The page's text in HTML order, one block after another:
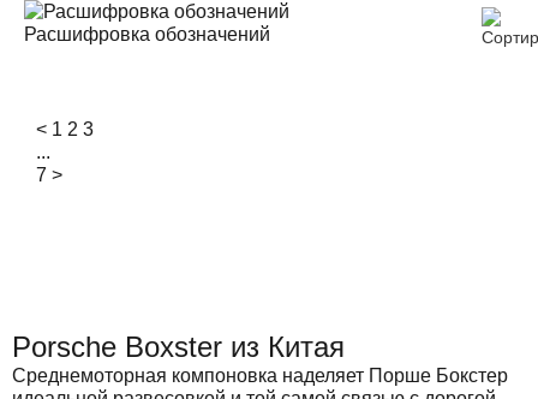
Расшифровка обозначений
< 1 2 3
...
7 >
Porsche Boxster из Китая
Среднемоторная компоновка наделяет Порше Бокстер